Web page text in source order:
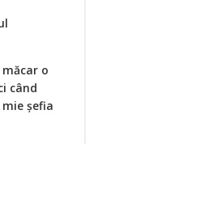
o
când
șefia